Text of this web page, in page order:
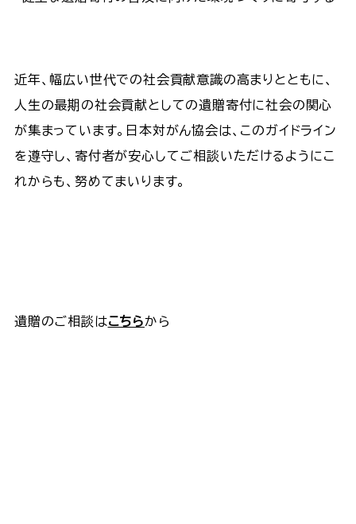
近年、幅広い世代での社会貢献意識の高まりとともに、
人生の最期の社会貢献としての遺贈寄付に社会の関心
が集まっています。日本対がん協会は、このガイドライン
を遵守し、寄付者が安心してご相談いただけるようにこ
れからも、努めてまいります。
遺贈のご相談はこちらから